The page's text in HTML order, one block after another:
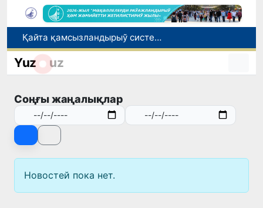
Қайта қамсызландырыў системасы тез раўажланып атырған Өзбекстан экономикасы ушын не береди?
Өзбекстанда төлемли автомобиль жолларын жаратыў ҳәм олардан пайдаланыў тәртиби белгиленди
Елимиз дөретиўшилери өз кәсиби ҳәм мийнети менен мақтанады
Yuz uz
Соңғы жаңалықлар
Новостей пока нет.